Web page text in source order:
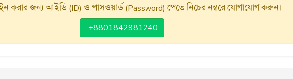
করার জন্য আইডি (ID) ও পাসওয়ার্ড (Password) পেতে নিচের নম্বরে যোগাযোগ করুন।
+8801842981240